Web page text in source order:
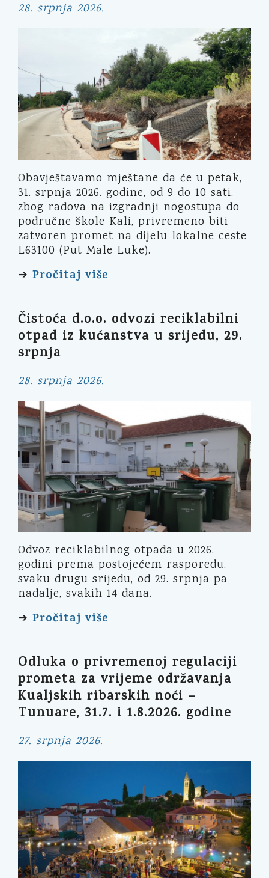
28. srpnja 2026.
Obavještavamo mještane da će u petak,
31. srpnja 2026. godine, od 9 do 10 sati,
zbog radova na izgradnji nogostupa do
područne škole Kali, privremeno biti
zatvoren promet na dijelu lokalne ceste
L63100 (Put Male Luke).
➔ Pročitaj više
Čistoća d.o.o. odvozi reciklabilni
otpad iz kućanstva u srijedu, 29.
srpnja
28. srpnja 2026.
Odvoz reciklabilnog otpada u 2026.
godini prema postojećem rasporedu,
svaku drugu srijedu, od 29. srpnja pa
nadalje, svakih 14 dana.
➔ Pročitaj više
Odluka o privremenoj regulaciji
prometa za vrijeme održavanja
Kualjskih ribarskih noći –
Tunuare, 31.7. i 1.8.2026. godine
27. srpnja 2026.